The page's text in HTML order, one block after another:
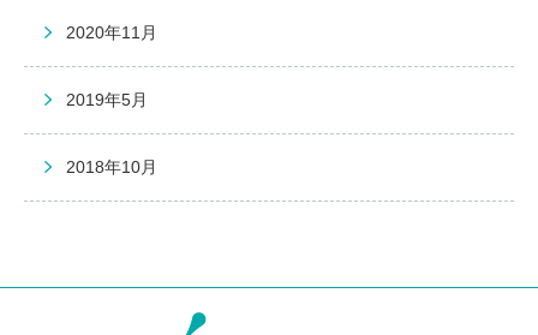
2020年11月
2019年5月
2018年10月